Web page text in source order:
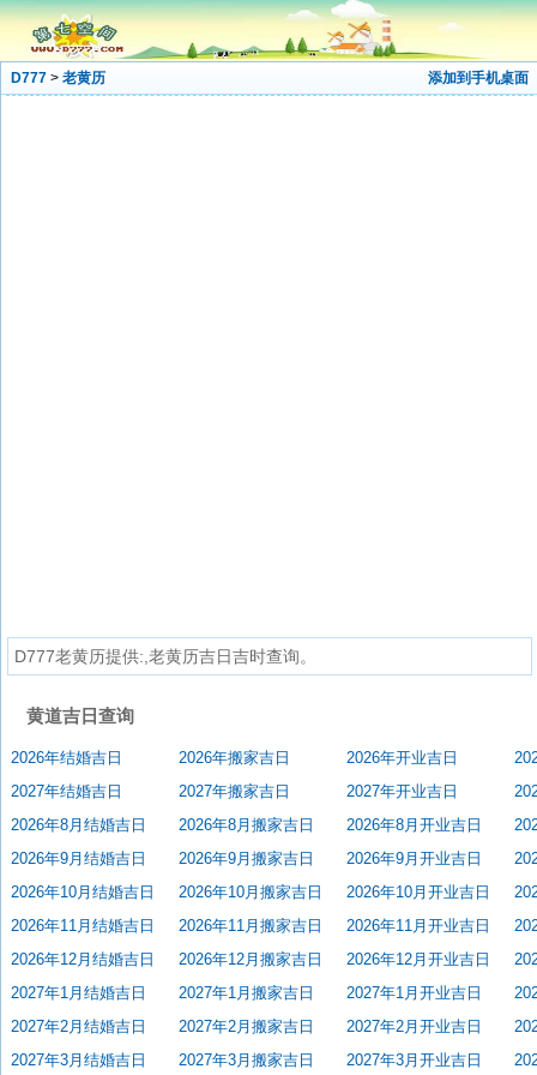
D777 > 老黄历 添加到手机桌面
D777老黄历提供:,老黄历吉日吉时查询。
黄道吉日查询
2026年结婚吉日 2026年搬家吉日 2026年开业吉日
2027年结婚吉日
2027年搬家吉日 2027年开业吉日
2026年8月结婚吉日
2026年8月搬家吉日 2026年8月开业吉日
2026年9月结婚吉日
2026年9月搬家吉日 2026年9月开业吉日
2026年10月结婚吉日
2026年10月搬家吉日 2026年10月开业吉日
2026年11月结婚吉日
2026年11月搬家吉日 2026年11月开业吉日
2026年12月结婚吉日
2026年12月搬家吉日 2026年12月开业吉日
2027年1月结婚吉日
2027年1月搬家吉日 2027年1月开业吉日
2027年2月结婚吉日
2027年2月搬家吉日 2027年2月开业吉日
2027年3月结婚吉日
2027年3月搬家吉日 2027年3月开业吉日